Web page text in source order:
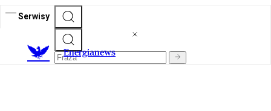
Serwisy
Energianews